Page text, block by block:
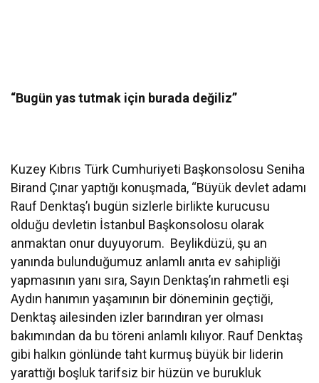
“Bugün yas tutmak için burada değiliz”
Kuzey Kıbrıs Türk Cumhuriyeti Başkonsolosu Seniha
Birand Çınar yaptığı konuşmada, “Büyük devlet adamı
Rauf Denktaş’ı bugün sizlerle birlikte kurucusu
olduğu devletin İstanbul Başkonsolosu olarak
anmaktan onur duyuyorum. Beylikdüzü, şu an
yanında bulunduğumuz anlamlı anıta ev sahipliği
yapmasının yanı sıra, Sayın Denktaş’ın rahmetli eşi
Aydın hanımın yaşamının bir döneminin geçtiği,
Denktaş ailesinden izler barındıran yer olması
bakımından da bu töreni anlamlı kılıyor. Rauf Denktaş
gibi halkın gönlünde taht kurmuş büyük bir liderin
yarattığı boşluk tarifsiz bir hüzün ve burukluk